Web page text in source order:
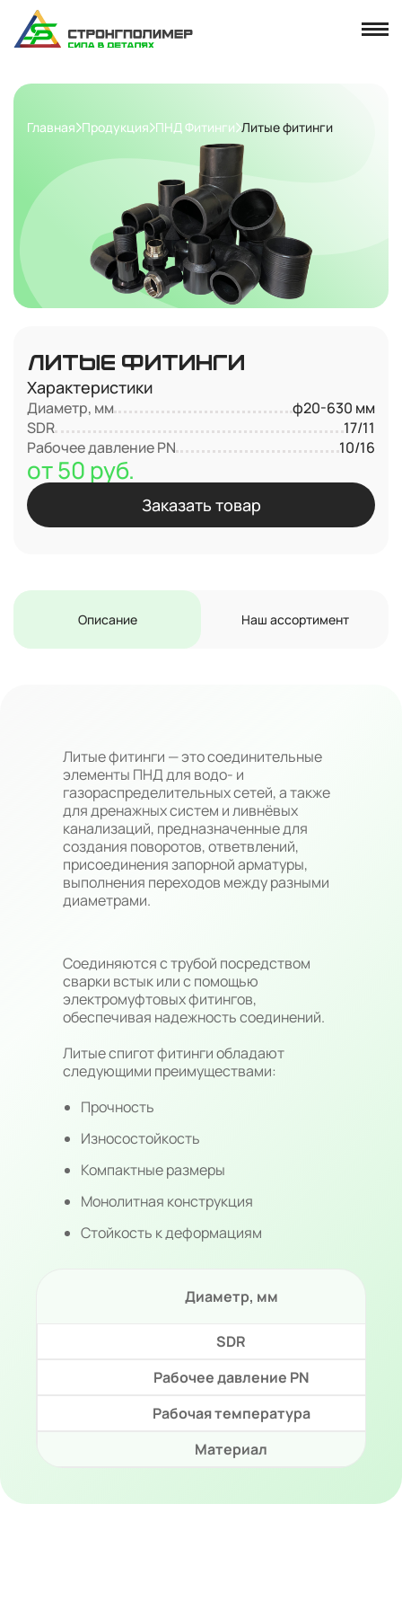
Главная Продукция ПНД Фитинги Литые фитинги
ЛИТЫЕ ФИТИНГИ
Характеристики
Диаметр, мм
ф20-630 мм
SDR
17/11
Рабочее давление PN
10/16
Заказать товар
от 50 руб.
Описание Наш ассортимент
Литые фитинги — это соединительные
элементы ПНД для водо- и
газораспределительных сетей, а также
для дренажных систем и ливнёвых
канализаций, предназначенные для
создания поворотов, ответвлений,
присоединения запорной арматуры,
выполнения переходов между разными
диаметрами.
Соединяются с трубой посредством
сварки встык или с помощью
электромуфтовых фитингов,
обеспечивая надежность соединений.
Литые спигот фитинги обладают
следующими преимуществами:
Прочность
Износостойкость
Компактные размеры
Монолитная конструкция
Стойкость к деформациям
Диаметр, мм
SDR
Рабочее давление PN
Рабочая температура
Материал